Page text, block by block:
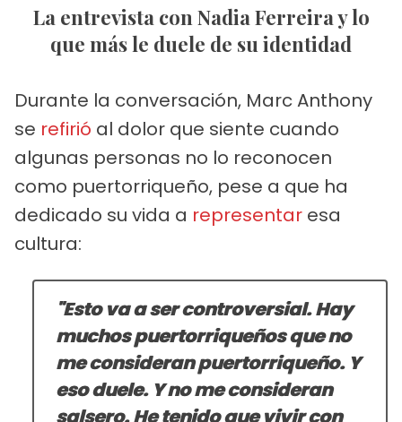
La entrevista con Nadia Ferreira y lo
que más le duele de su identidad
Durante la conversación, Marc Anthony
se refirió al dolor que siente cuando
algunas personas no lo reconocen
como puertorriqueño, pese a que ha
dedicado su vida a representar esa
cultura:
"Esto va a ser controversial.Hay
muchos puertorriqueños que no
me consideran puertorriqueño. Y
eso duele.Y no me consideran
salsero. He tenido que vivir con